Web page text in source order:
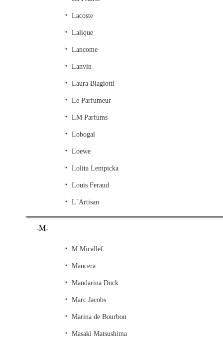
Lacoste
Lalique
Lancome
Lanvin
Laura Biagiotti
Le Parfumeur
LM Parfums
Lobogal
Loewe
Lolita Lempicka
Louis Feraud
L`Artisan
-M-
M.Micallef
Mancera
Mandarina Duck
Marc Jacobs
Marina de Bourbon
Masaki Matsushima